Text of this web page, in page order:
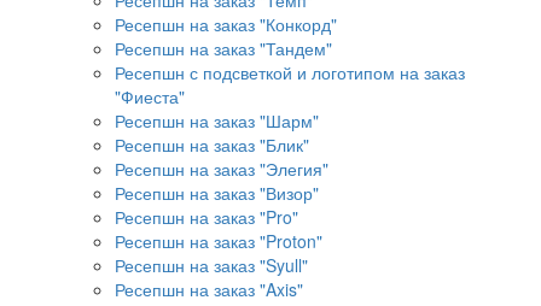
Ресепшн на заказ "Конкорд"
Ресепшн на заказ "Тандем"
Ресепшн с подсветкой и логотипом на заказ
"Фиеста"
Ресепшн на заказ "Шарм"
Ресепшн на заказ "Блик"
Ресепшн на заказ "Элегия"
Ресепшн на заказ "Визор"
Ресепшн на заказ "Pro"
Ресепшн на заказ "Proton"
Ресепшн на заказ "Syull"
Ресепшн на заказ "Axis"